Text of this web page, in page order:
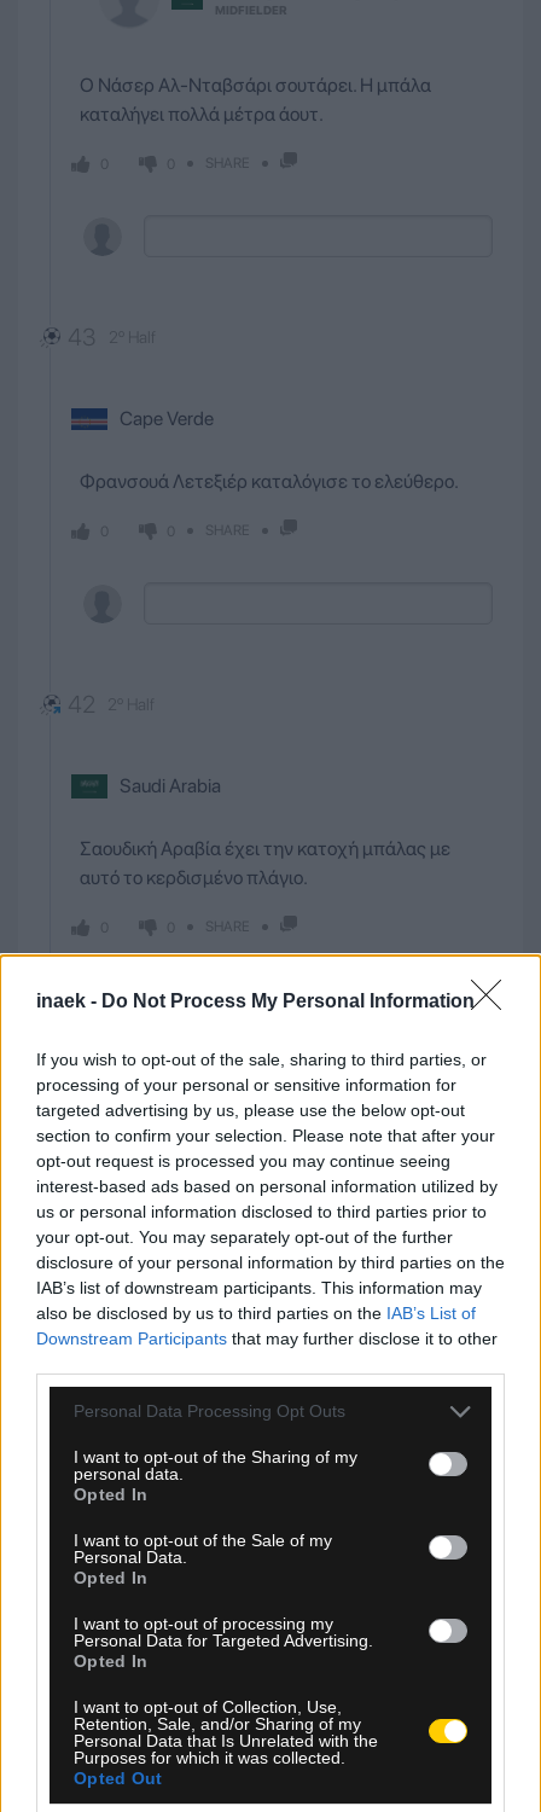
inaek - Do Not Process My Personal Information
If you wish to opt-out of the sale, sharing to third parties, or
processing of your personal or sensitive information for
targeted advertising by us, please use the below opt-out
section to confirm your selection. Please note that after your
opt-out request is processed you may continue seeing
interest-based ads based on personal information utilized by
us or personal information disclosed to third parties prior to
your opt-out. You may separately opt-out of the further
disclosure of your personal information by third parties on the
IAB’s list of downstream participants. This information may
also be disclosed by us to third parties on the IAB’s List of
Downstream Participants that may further disclose it to other
Please note that this website/app uses one or more Google
not limited to your visit or usage behaviour. You may click to
grant or deny consent to Google and its third-party tags to
use your data for below specified purposes in below Google
consent section.
Personal Data Processing Opt Outs
I want to opt-out of the Sharing of my
personal data.
Opted In
I want to opt-out of the Sale of my
Personal Data.
Opted In
I want to opt-out of processing my
Personal Data for Targeted Advertising.
Opted In
I want to opt-out of Collection, Use,
Retention, Sale, and/or Sharing of my
Personal Data that Is Unrelated with the
Purposes for which it was collected.
Opted Out
MIDFIELDER
Ο Νάσερ Αλ-Νταβσάρι σουτάρει. Η μπάλα
καταλήγει πολλά μέτρα άουτ.
SHARE
43 2º Half
Cape Verde
Φρανσουά Λετεξιέρ καταλόγισε το ελεύθερο.
SHARE
42 2º Half
Saudi Arabia
Σαουδική Αραβία έχει την κατοχή μπάλας με
αυτό το κερδισμένο πλάγιο.
SHARE
42 2º Half
ΓκάριΡοντρίγκεζ
MIDFIELDER
Στην πόλη: ''Χιούστον'' ο Γκάρι Ροντρίγκεζ
(Πράσινο Ακρωτήριο) βρίσκεται σε θέση
οφσάιντ.
0 0 SHARE
41 2º Half
ΒάγνερΠίνα
Οι παίχτες (Πράσινο Ακρωτήριο) προωθούν το
παιχνίδι. Ο Βάγνερ Πίνα σουτάρει...η μπάλα
καταλήγει άουτ.